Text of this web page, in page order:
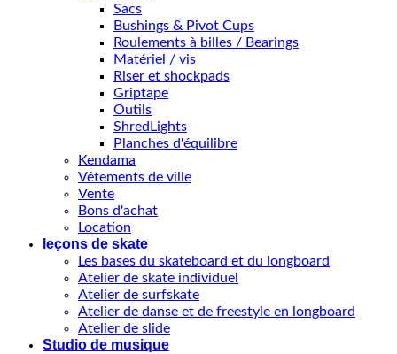
Sacs
Bushings & Pivot Cups
Roulements à billes / Bearings
Matériel / vis
Riser et shockpads
Griptape
Outils
ShredLights
Planches d'équilibre
Kendama
Vêtements de ville
Vente
Bons d'achat
Location
leçons de skate
Les bases du skateboard et du longboard
Atelier de skate individuel
Atelier de surfskate
Atelier de danse et de freestyle en longboard
Atelier de slide
Studio de musique